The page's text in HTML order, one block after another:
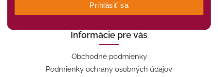
Prihlásiť sa
Informácie pre vás
Obchodné podmienky
Podmienky ochrany osobných údajov